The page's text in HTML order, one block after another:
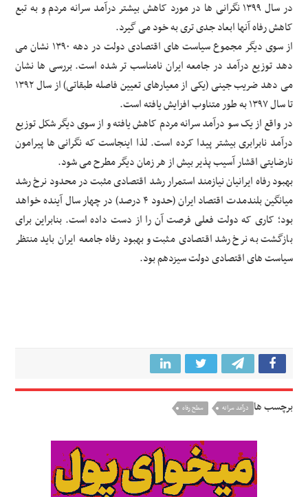
در سال ۱۳۹۹ نگرانی ها در مورد کاهش بیشتر درآمد سرانه مردم و به تبع
کاهش رفاه آنها ابعاد جدی تری به خود می گیرد.
از سوی دیگر مجموع سیاست های اقتصادی دولت در دهه ۱۳۹۰ نشان می
دهد توزیع درآمد در جامعه ایران نامناسب تر شده است. بررسی ها نشان
می دهد ضریب جینی (یکی از معیارهای تعیین فاصله طبقاتی) از سال ۱۳۹۲
تا سال ۱۳۹۷ به طور متناوب افزایش یافته است.
در واقع از یک سو درآمد سرانه مردم کاهش یافته و از سوی دیگر شکل توزیع
درآمد نابرابری بیشتر پیدا کرده است. لذا اینجاست که نگرانی ها پیرامون
نارضایتی اقشار آسیب پذیر بیش از هر زمان دیگر مطرح می شود.
بهبود رفاه ایرانیان نیازمند استمرار رشد اقتصادی مثبت در محدود نرخ رشد
میانگین بلندمدت اقتصاد ایران (حدود ۴ درصد) در چهار سال آینده خواهد
بود؛ کاری که دولت فعلی فرصت آن را از دست داده است. بنابراین برای
بازگشت به نرخ رشد اقتصادی مثبت و بهبود رفاه جامعه ایران باید منتظر
سیاست های اقتصادی دولت سیزدهم بود.
برچسب ها درآمد سرانه سطح رفاه